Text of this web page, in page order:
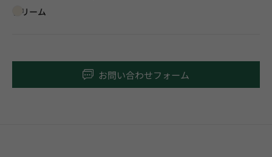
クリーム
お問い合わせフォーム